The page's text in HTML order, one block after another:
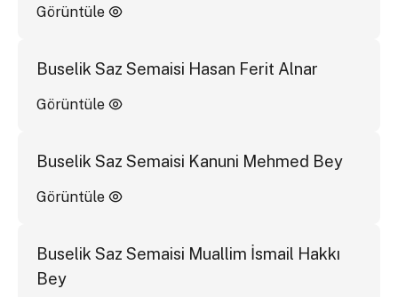
Görüntüle
Buselik Saz Semaisi Hasan Ferit Alnar
Görüntüle
Buselik Saz Semaisi Kanuni Mehmed Bey
Görüntüle
Buselik Saz Semaisi Muallim İsmail Hakkı
Bey